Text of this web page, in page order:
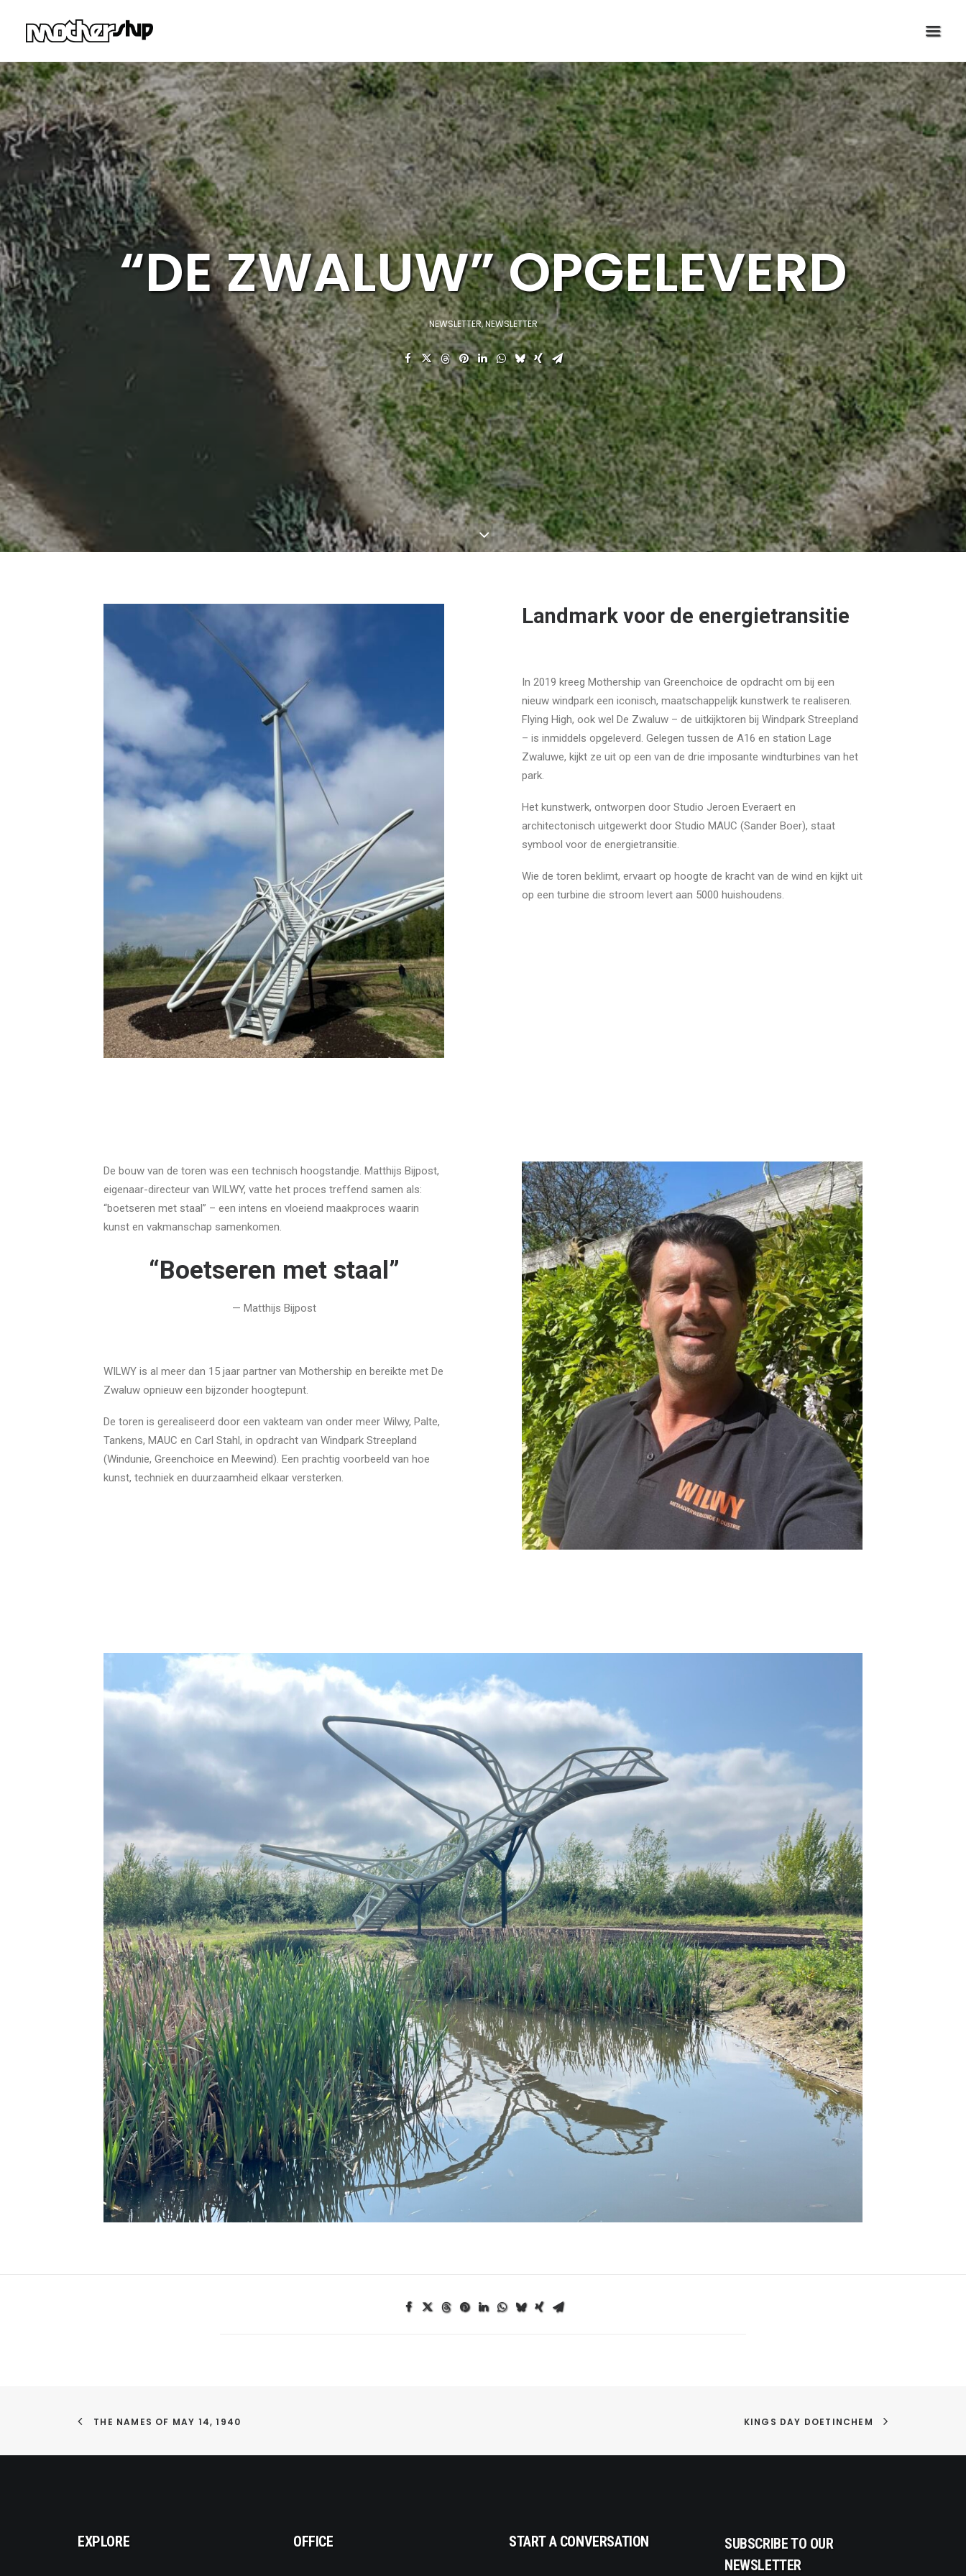
“DE ZWALUW” OPGELEVERD
NEWSLETTER,NEWSLETTER
Landmark voor de energietransitie
In 2019 kreeg Mothership van Greenchoice de opdracht om bij een
nieuw windpark een iconisch, maatschappelijk kunstwerk te realiseren.
Flying High, ook wel De Zwaluw – de uitkijktoren bij Windpark Streepland
– is inmiddels opgeleverd. Gelegen tussen de A16 en station Lage
Zwaluwe, kijkt ze uit op een van de drie imposante windturbines van het
park.
Het kunstwerk, ontworpen door Studio Jeroen Everaert en
architectonisch uitgewerkt door Studio MAUC (Sander Boer), staat
symbool voor de energietransitie.
Wie de toren beklimt, ervaart op hoogte de kracht van de wind en kijkt uit
op een turbine die stroom levert aan 5000 huishoudens.
De bouw van de toren was een technisch hoogstandje. Matthijs Bijpost,
eigenaar-directeur van WILWY, vatte het proces treffend samen als:
“boetseren met staal” – een intens en vloeiend maakproces waarin
kunst en vakmanschap samenkomen.
“Boetseren met staal”
— Matthijs Bijpost
WILWY is al meer dan 15 jaar partner van Mothership en bereikte met De
Zwaluw opnieuw een bijzonder hoogtepunt.
De toren is gerealiseerd door een vakteam van onder meer Wilwy, Palte,
Tankens, MAUC en Carl Stahl, in opdracht van Windpark Streepland
(Windunie, Greenchoice en Meewind). Een prachtig voorbeeld van hoe
kunst, techniek en duurzaamheid elkaar versterken.
THE NAMES OF MAY 14, 1940 KINGS DAY DOETINCHEM
EXPLORE OFFICE START A CONVERSATION
SUBSCRIBE TO OUR
NEWSLETTER